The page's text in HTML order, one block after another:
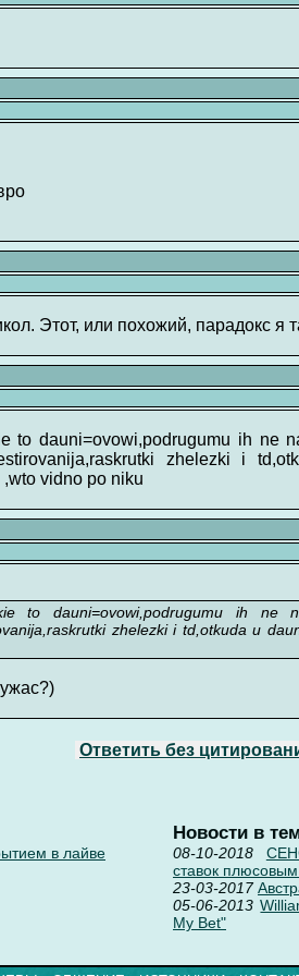
Этот, или похожий, парадокс я
to dauni=ovowi,podrugumu ih ne
zhelezki i
vidno po niku
to dauni=ovowi,podrugumu ih ne
zhelezki i td,otkuda u
Ответить без
в лайве
Новости в
08-10-2018
ставок
23-03-2017
05-06-2013
My Bet"